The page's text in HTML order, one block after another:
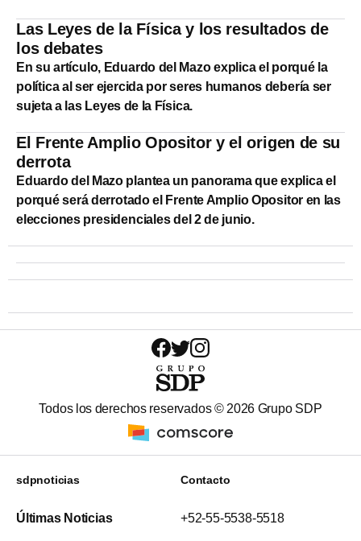
Las Leyes de la Física y los resultados de
los debates
En su artículo, Eduardo del Mazo explica el porqué la
política al ser ejercida por seres humanos debería ser
sujeta a las Leyes de la Física.
El Frente Amplio Opositor y el origen de su
derrota
Eduardo del Mazo plantea un panorama que explica el
porqué será derrotado el Frente Amplio Opositor en las
elecciones presidenciales del 2 de junio.
Todos los derechos reservados ©2026 Grupo SDP
sdpnoticias
Últimas Noticias
Contacto
+52-55-5538-5518